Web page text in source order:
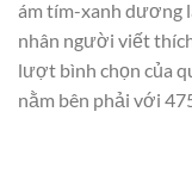
ám tím-xanh dương
nhân người viết
lượt bình chọn của
nằm bên phải với